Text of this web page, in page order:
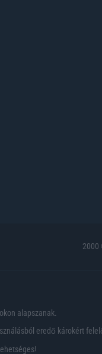
2000
alapszanak.
eredő károkért